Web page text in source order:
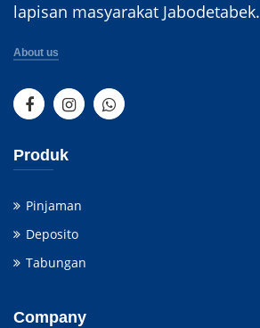
lapisan masyarakat Jabodetabek.
About us
Produk
Pinjaman
Deposito
Tabungan
Company